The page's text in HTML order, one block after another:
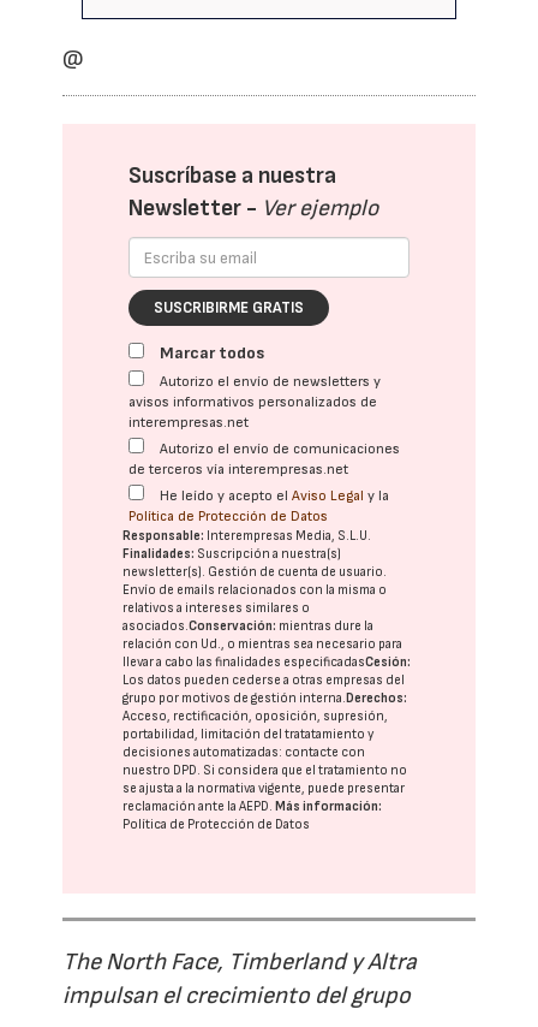
@
Suscríbase a nuestra
Newsletter - Ver ejemplo
SUSCRIBIRME GRATIS
Marcar todos
Autorizo el envío de newsletters y
avisos informativos personalizados de
interempresas.net
Autorizo el envío de comunicaciones
de terceros vía interempresas.net
He leído y acepto elAviso Legal y la
Política de Protección de Datos
Responsable: Interempresas Media, S.L.U.
Finalidades: Suscripción a nuestra(s)
newsletter(s). Gestión de cuenta de usuario.
Envío de emails relacionados con la misma o
relativos a intereses similares o
asociados.Conservación: mientras dure la
relación con Ud., o mientras sea necesario para
llevar a cabo las finalidades especificadasCesión:
Los datos pueden cederse a otras empresas del
grupo por motivos de gestión interna.Derechos:
Acceso, rectificación, oposición, supresión,
portabilidad, limitación del tratatamiento y
decisiones automatizadas: contacte con
nuestro DPD. Si considera que el tratamiento no
se ajusta a la normativa vigente, puede presentar
reclamación ante laAEPD.Más información:
Política de Protección de Datos
The North Face, Timberland y Altra
impulsan el crecimiento del grupo